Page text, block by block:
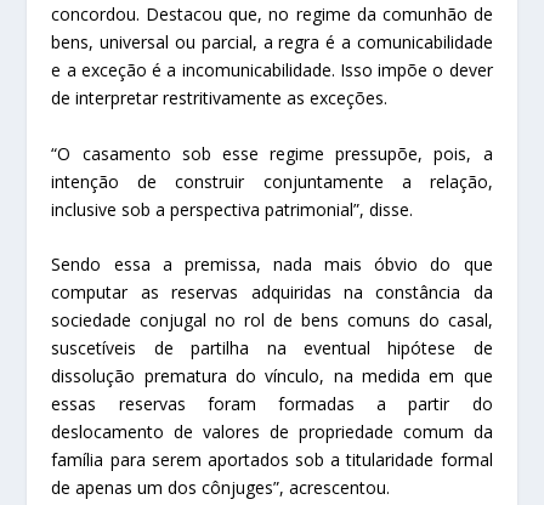
concordou. Destacou que, no regime da comunhão de
bens, universal ou parcial, a regra é a comunicabilidade
e a exceção é a incomunicabilidade. Isso impõe o dever
de interpretar restritivamente as exceções.
“O casamento sob esse regime pressupõe, pois, a
intenção de construir conjuntamente a relação,
inclusive sob a perspectiva patrimonial”, disse.
Sendo essa a premissa, nada mais óbvio do que
computar as reservas adquiridas na constância da
sociedade conjugal no rol de bens comuns do casal,
suscetíveis de partilha na eventual hipótese de
dissolução prematura do vínculo, na medida em que
essas reservas foram formadas a partir do
deslocamento de valores de propriedade comum da
família para serem aportados sob a titularidade formal
de apenas um dos cônjuges”, acrescentou.